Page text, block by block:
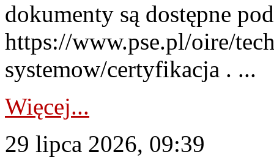
dokumenty są dostępne
https://www.pse.pl/oire/
systemow/certyfikacja . ...
Więcej...
29 lipca 2026, 09:39